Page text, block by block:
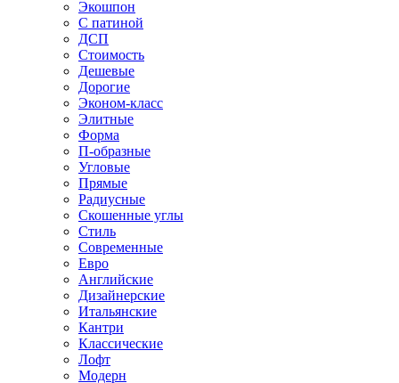
Экошпон
С патиной
ДСП
Стоимость
Дешевые
Дорогие
Эконом-класс
Элитные
Форма
П-образные
Угловые
Прямые
Радиусные
Скошенные углы
Стиль
Современные
Евро
Английские
Дизайнерские
Итальянские
Кантри
Классические
Лофт
Модерн